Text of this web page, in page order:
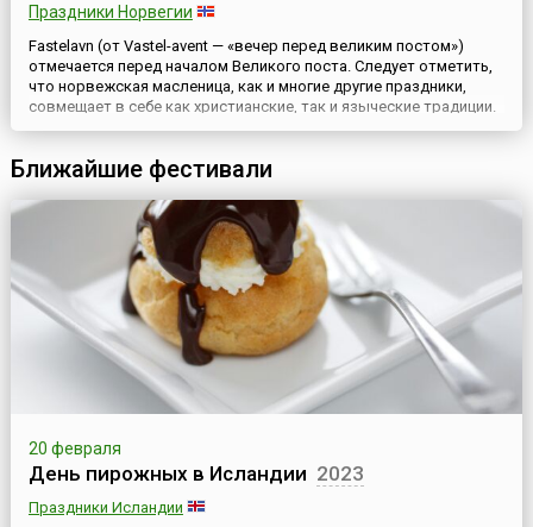
Праздники Норвегии
Fastelavn (от Vastel-avent — «вечер перед великим постом»)
отмечается перед началом Великого поста. Следует отметить,
что норвежская масленица, как и многие другие праздники,
совмещает в себе как христианские, так и языческие традиции.
Многие обряды сохранились с древнейших времён, когда народ
традиционно состоит из трёх дней: fleskesonda...
Ближайшие фестивали
20 февраля
День пирожных в Исландии 2023
Праздники Исландии